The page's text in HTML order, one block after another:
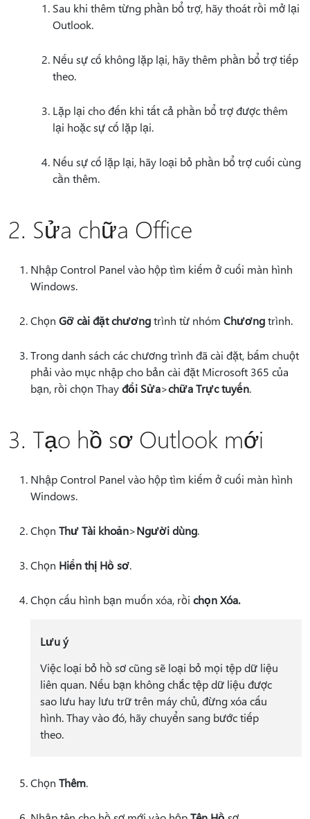
Sau khi thêm từng phần bổ trợ, hãy thoát rồi mở lại
Outlook.
Nếu sự cố không lặp lại, hãy thêm phần bổ trợ tiếp
theo.
Lặp lại cho đến khi tất cả phần bổ trợ được thêm
lại hoặc sự cố lặp lại.
Nếu sự cố lặp lại, hãy loại bỏ phần bổ trợ cuối cùng
cần thêm.
2. Sửa chữa Office
Nhập Control Panel vào hộp tìm kiếm ở cuối màn hình
Windows.
Chọn Gỡ cài đặt chươngtrình từ nhóm Chươngtrình.
Trong danh sách các chương trình đã cài đặt, bấm chuột
phải vào mục nhập cho bản cài đặt Microsoft 365 của
bạn, rồi chọn Thayđổi Sửa>chữa Trực tuyến.
3. Tạo hồ sơ Outlook mới
Nhập Control Panel vào hộp tìm kiếm ở cuối màn hình
Windows.
Chọn Thư Tài khoản>Người dùng.
Chọn Hiển thị Hồ sơ.
Chọn cấu hình bạn muốn xóa, rồi chọn Xóa.
Lưu ý
Việc loại bỏ hồ sơ cũng sẽ loại bỏ mọi tệp dữ liệu
liên quan. Nếu bạn không chắc tệp dữ liệu được
sao lưu hay lưu trữ trên máy chủ, đừng xóa cấu
hình. Thay vào đó, hãy chuyển sang bước tiếp
theo.
Chọn Thêm.